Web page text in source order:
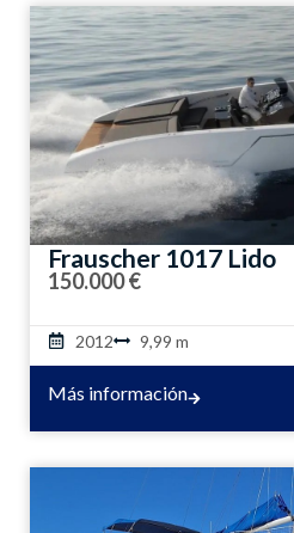
Frauscher 1017 Lido
150.000 €
2012 9,99 m
Más información